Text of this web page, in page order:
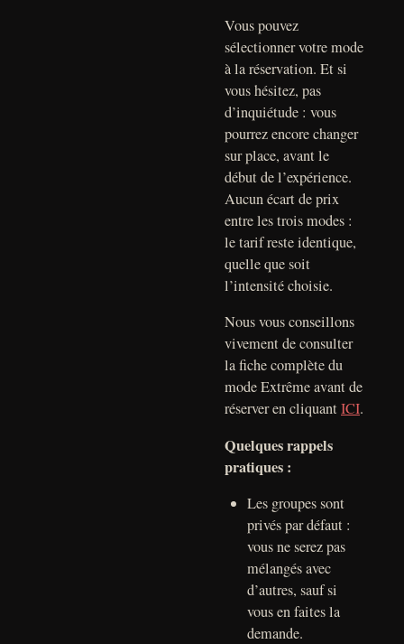
Vous pouvez
sélectionner votre mode
à la réservation. Et si
vous hésitez, pas
d’inquiétude : vous
pourrez encore changer
sur place, avant le
début de l’expérience.
Aucun écart de prix
entre les trois modes :
le tarif reste identique,
quelle que soit
l’intensité choisie.
Nous vous conseillons
vivement de consulter
la fiche complète du
mode Extrême avant de
réserver en cliquantICI.
Quelques rappels
pratiques :
Les groupes sont
privés par défaut :
vous ne serez pas
mélangés avec
d’autres, sauf si
vous en faites la
demande.